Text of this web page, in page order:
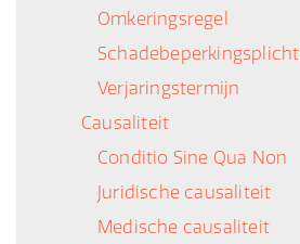
Omkeringsregel
Schadebeperkingsplicht
Verjaringstermijn
Causaliteit
Conditio Sine Qua Non
Juridische causaliteit
Medische causaliteit